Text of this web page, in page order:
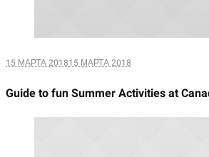
15 МАРТА 201815 МАРТА 2018
Guide to fun Summer Activities at